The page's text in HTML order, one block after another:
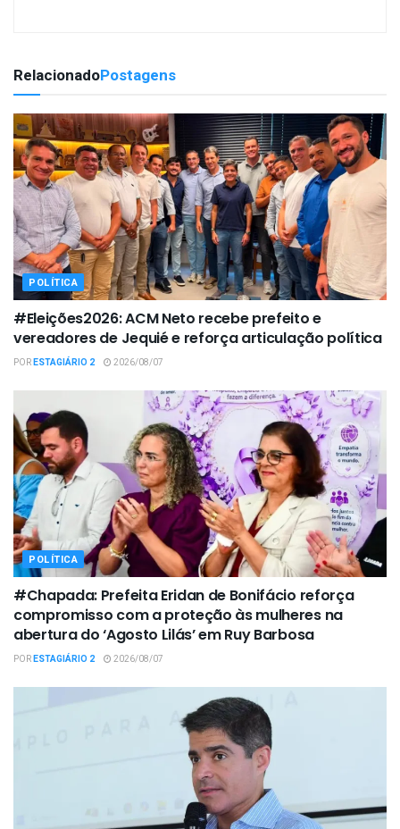
RelacionadoPostagens
POLÍTICA
#Eleições2026: ACM Neto recebe prefeito e
vereadores de Jequié e reforça articulação política
PORESTAGIÁRIO 2 2026/08/07
POLÍTICA
#Chapada: Prefeita Eridan de Bonifácio reforça
compromisso com a proteção às mulheres na
abertura do ‘Agosto Lilás’ em Ruy Barbosa
PORESTAGIÁRIO 2 2026/08/07